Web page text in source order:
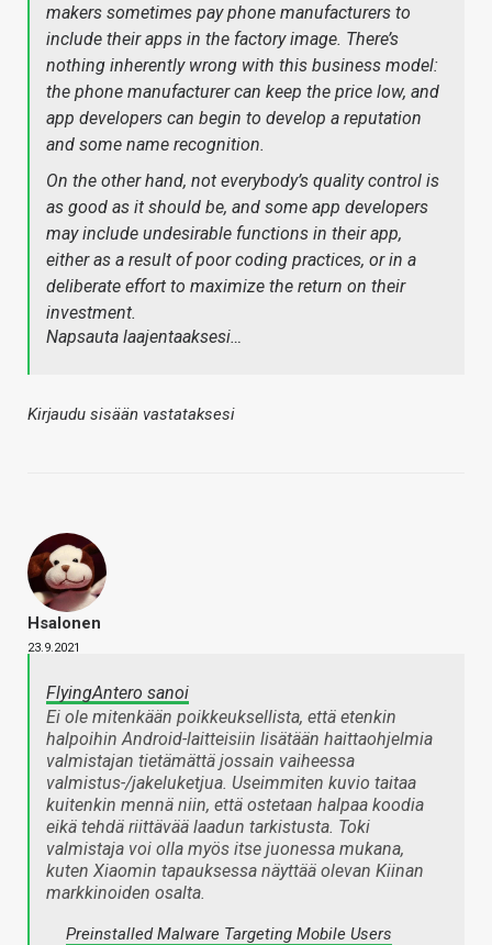
makers sometimes pay phone manufacturers to
include their apps in the factory image. There’s
nothing inherently wrong with this business model:
the phone manufacturer can keep the price low, and
app developers can begin to develop a reputation
and some name recognition.
On the other hand, not everybody’s quality control is
as good as it should be, and some app developers
may include undesirable functions in their app,
either as a result of poor coding practices, or in a
deliberate effort to maximize the return on their
investment.
Napsauta laajentaaksesi…
Kirjaudu sisään vastataksesi
Hsalonen
23.9.2021
FlyingAntero sanoi
Ei ole mitenkään poikkeuksellista, että etenkin
halpoihin Android-laitteisiin lisätään haittaohjelmia
valmistajan tietämättä jossain vaiheessa
valmistus-/jakeluketjua. Useimmiten kuvio taitaa
kuitenkin mennä niin, että ostetaan halpaa koodia
eikä tehdä riittävää laadun tarkistusta. Toki
valmistaja voi olla myös itse juonessa mukana,
kuten Xiaomin tapauksessa näyttää olevan Kiinan
markkinoiden osalta.
Preinstalled Malware Targeting Mobile Users